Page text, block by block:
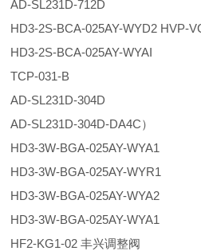
AD-SL231D-712D
HD3-2S-BCA-025AY-WYD2 HVP-
HD3-2S-BCA-025AY-WYAI
TCP-031-B
AD-SL231D-304D
AD-SL231D-304D-DA4C）
HD3-3W-BGA-025AY-WYA1
HD3-3W-BGA-025AY-WYR1
HD3-3W-BGA-025AY-WYA2
HD3-3W-BGA-025AY-WYA1
HF2-KG1-02 丰兴调整阀